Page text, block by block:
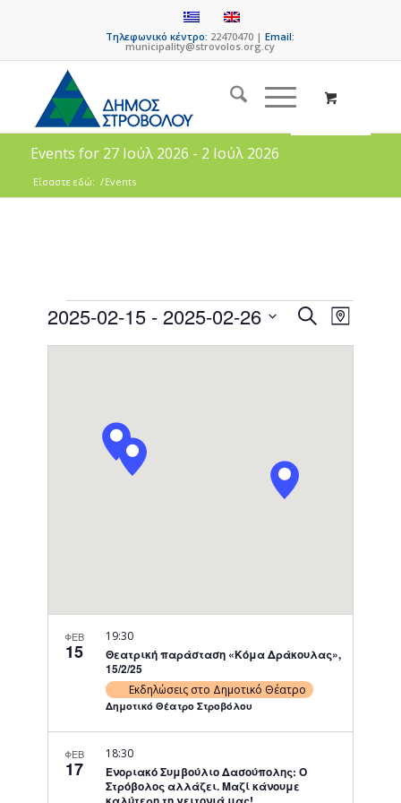
Τηλεφωνικό κέντρο: 22470470 |Email:
municipality@strovolos.org.cy
Events for 27 Ιούλ 2026 - 2 Ιούλ 2026
Είσαστε εδώ: /Events
Events
Search
SearchEvent
Views
Map
2025-02-15 - 2025-02-26
ΦΕΒ
15
Θεατρική παράσταση «Κόμα Δράκουλας»,
15/2/25
19:30
Εκδηλώσεις στο Δημοτικό Θέατρο
Δημοτικό Θέατρο Στροβόλου
ΦΕΒ
17
Ενοριακό Συμβούλιο Δασούπολης: Ο
Στρόβολος αλλάζει. Μαζί κάνουμε
18:30